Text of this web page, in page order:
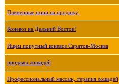
Племенные пони на продажу.
Коневоз на Дальний Восток!
Ищем попутный коневоз Саратов-Москва
продажа лошадей
Профессиональный массаж, терапия лошадей